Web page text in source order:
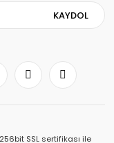
KAYDOL
SSL sertifikası ile